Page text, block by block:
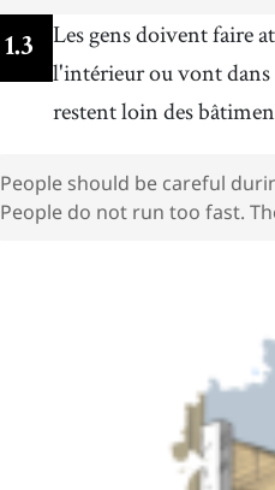
1.3 Les gens doivent faire
l'intérieur ou vont
restent loin des
People should be careful
People do not run too fast.